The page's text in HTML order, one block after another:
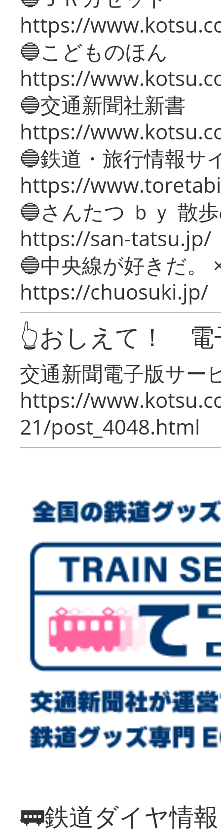
https://
🔵こどものほん
https://
🔵交通新聞社新書
https://
🔵鉄道・旅行情報サ
https://
🔵さんたつ ｂｙ 散
https://san-tatsu.jp/
🔵中央線が好きだ。
https://chuosuki.jp/
👆おしえて！ 電
交通新聞電子版サー
https://
21/post_4048.html
🚃鉄道ダイヤ情